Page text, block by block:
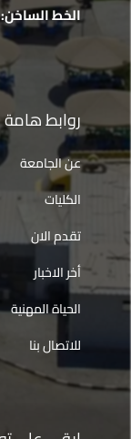
الخط الساخن:
روابط هامة
عن الجامعة
الكليات
تقدم الان
أخر الاخبار
الحياة المهنية
للاتصال بنا